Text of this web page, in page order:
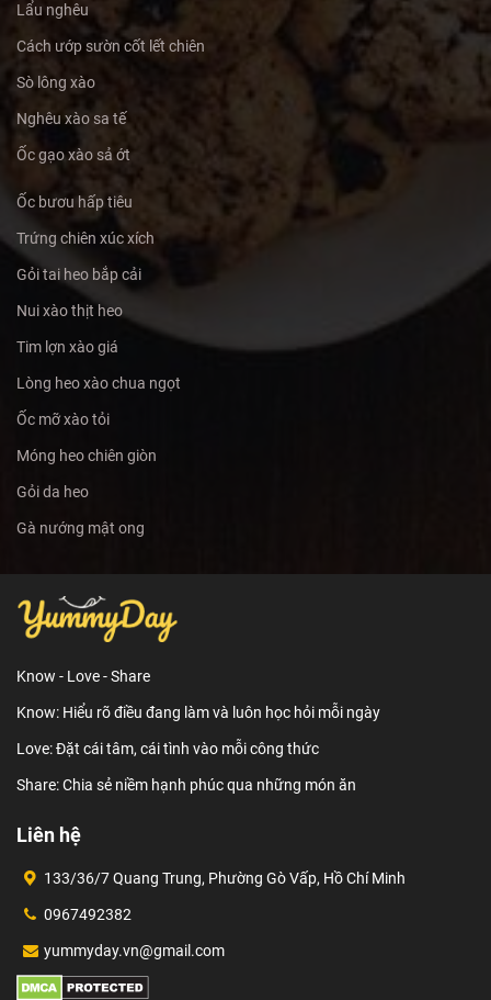
Lẩu nghêu
Cách ướp sườn cốt lết chiên
Sò lông xào
Nghêu xào sa tế
Ốc gạo xào sả ớt
Ốc bươu hấp tiêu
Trứng chiên xúc xích
Gỏi tai heo bắp cải
Nui xào thịt heo
Tim lợn xào giá
Lòng heo xào chua ngọt
Ốc mỡ xào tỏi
Móng heo chiên giòn
Gỏi da heo
Gà nướng mật ong
Know - Love - Share
Know: Hiểu rõ điều đang làm và luôn học hỏi mỗi ngày
Love: Đặt cái tâm, cái tình vào mỗi công thức
Share: Chia sẻ niềm hạnh phúc qua những món ăn
Liên hệ
133/36/7 Quang Trung, Phường Gò Vấp, Hồ Chí Minh
0967492382
yummyday.vn@gmail.com